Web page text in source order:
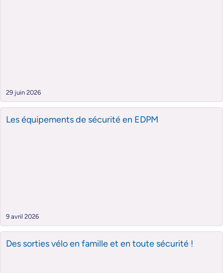
29 juin 2026
Les équipements de sécurité en EDPM
9 avril 2026
Des sorties vélo en famille et en toute sécurité !